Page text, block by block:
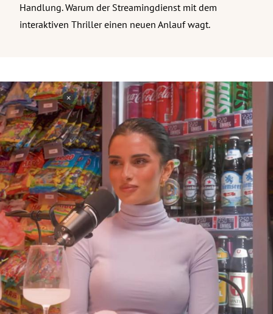
Untermenü
Handlung. Warum der Streamingdienst mit dem
interaktiven Thriller einen neuen Anlauf wagt.